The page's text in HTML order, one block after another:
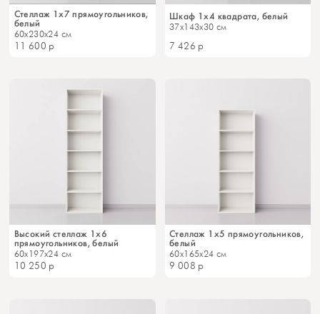
Стеллаж 1x7 прямоугольников,
белый
60x230x24 см
11 600 р
Шкаф 1x4 квадрата, белый
37x143x30 см
7 426 р
Высокий стеллаж 1x6
прямоугольников, белый
60x197x24 см
10 250 р
Стеллаж 1x5 прямоугольников,
белый
60x165x24 см
9 008 р